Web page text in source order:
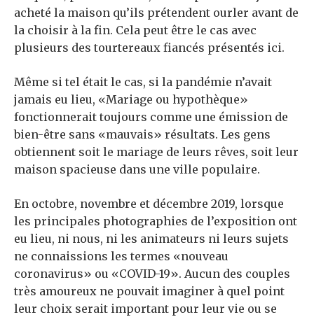
acheté la maison qu’ils prétendent ourler avant de
la choisir à la fin. Cela peut être le cas avec
plusieurs des tourtereaux fiancés présentés ici.
Même si tel était le cas, si la pandémie n’avait
jamais eu lieu, «Mariage ou hypothèque»
fonctionnerait toujours comme une émission de
bien-être sans «mauvais» résultats. Les gens
obtiennent soit le mariage de leurs rêves, soit leur
maison spacieuse dans une ville populaire.
En octobre, novembre et décembre 2019, lorsque
les principales photographies de l’exposition ont
eu lieu, ni nous, ni les animateurs ni leurs sujets
ne connaissions les termes «nouveau
coronavirus» ou «COVID-19». Aucun des couples
très amoureux ne pouvait imaginer à quel point
leur choix serait important pour leur vie ou se